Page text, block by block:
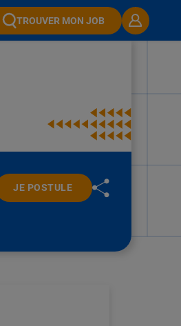
TROUVER MON JOB
JE POSTULE